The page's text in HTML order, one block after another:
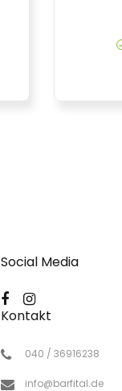
Social Media
Kontakt
040 / 36916238
info@barfital.de